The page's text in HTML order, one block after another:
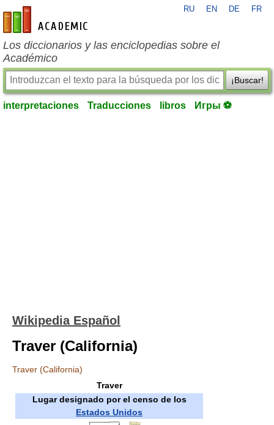
es-academic.com
RU EN DE FR
Los diccionarios y las enciclopedias sobre el
Académico
¡Buscar!
interpretaciones Traducciones libros Игры ⚽
Wikipedia Español
Traver (California)
Traver (California)
Traver
Lugar designado por el censo de los
Estados Unidos